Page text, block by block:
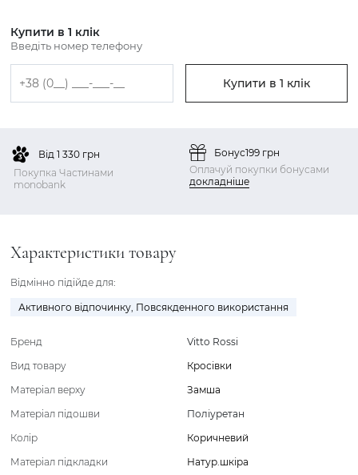
Купити в 1 клік
Введіть номер телефону
Купити в 1 клік
Від 1 330 грн
Покупка Частинами
monobank
Бонус199 грн
Оплачуй покупки бонусами
докладніше
Характеристики товару
Відмінно підійде для:
Активного відпочинку, Повсякденного використання
Бренд
Vitto Rossi
Вид товару
Кросівки
Матеріал верху
Замша
Матеріал підошви
Поліуретан
Колір
Коричневий
Матеріал підкладки
Натур.шкіра